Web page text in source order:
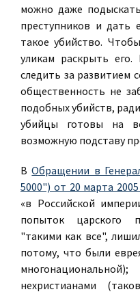
можно даже
преступников и дать
такое убийство.
уликам раскрыть
следить за развитием
общественность не
подобных убийств,
убийцы готовы на
возможную подставу
ВОбращении в
5000") от 20 марта 2005
«в Российской
попыток царского
"такими как все",
потому, что были
нехристианами